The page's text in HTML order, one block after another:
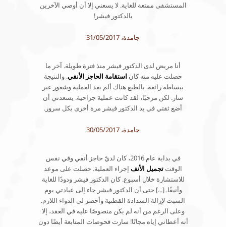
المستشفى ممتعة للغاية. لا يسعني إلا أن أوصي الآخرين
بالدكتور فيشر!
جامدة، 31/05/2017
أنا مريض لدى الدكتور فيشر منذ فترة طويلة. آخر ما
حصلت عليه منه كان استقامة الحاجز الأنفي. والنتيجة
ببساطة رائعة. بالطبع هناك ألم بعد العملية وشعور غير
سار. لكن مرحبًا، لقد كانت عملية جراحية. يسعدني أن
أضع ثقتي في يد الدكتور فيشر مرة أخرى بكل سرور.
جامدة، 30/05/2017
في بداية عام 2016، كان لديّ حاجز أنفي وفي نفس
الوقتتجميل الأنف إجراء العملية. حصلت على موعد
للاستشارة خلال أسبوع. كان الدكتور فيشر ودودًا للغاية
وأنيقًا. [...] حتى أن الدكتور فيشر جاء إلى عيادتي يوم
السبت لإزالة السدادة القطنية وأحضر لي الدواء اللازم.
وعلى الرغم من أنه لم يكن منصوصًا عليه في العقد، إلا
أنه أعطاني إياه مجانًا! سارت فحوصات المتابعة أيضًا دون